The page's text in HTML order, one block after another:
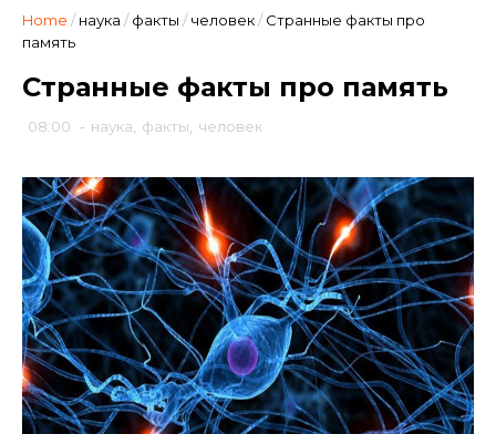
Home / наука / факты / человек/ Странные факты про
память
Странные факты про память
08:00 - наука факты человек